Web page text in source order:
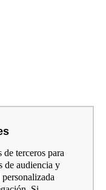
terceros para
de audiencia y